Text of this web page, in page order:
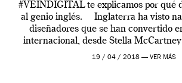
#VEINDIGITAL te explicamos por qué
al genio inglés. Inglaterra ha visto
diseñadores que se han convertido
internacional, desde Stella
Westwood pasando […]
19 / 04 / 2018 — VER MÁS